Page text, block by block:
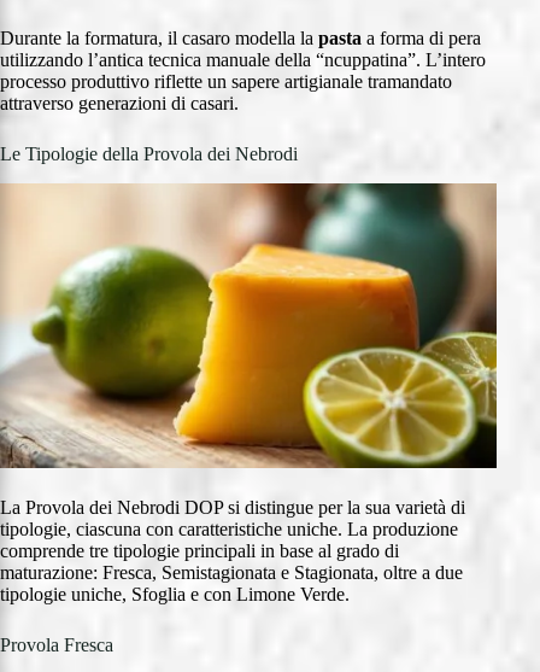
Durante la formatura, il casaro modella la pasta a forma di pera
utilizzando l’antica tecnica manuale della “ncuppatina”. L’intero
processo produttivo riflette un sapere artigianale tramandato
attraverso generazioni di casari.
Le Tipologie della Provola dei Nebrodi
La Provola dei Nebrodi DOP si distingue per la sua varietà di
tipologie, ciascuna con caratteristiche uniche. La produzione
comprende tre tipologie principali in base al grado di
maturazione: Fresca, Semistagionata e Stagionata, oltre a due
tipologie uniche, Sfoglia e con Limone Verde.
Provola Fresca